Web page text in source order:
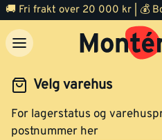
Velg varehus
For lagerstatus og
postnummer her
Maling Interiørmaling